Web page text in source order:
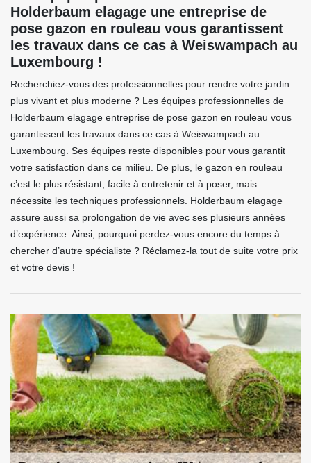
Holderbaum elagage une entreprise de
pose gazon en rouleau vous garantissent
les travaux dans ce cas à Weiswampach au
Luxembourg !
Recherchiez-vous des professionnelles pour rendre votre jardin
plus vivant et plus moderne ? Les équipes professionnelles de
Holderbaum elagage entreprise de pose gazon en rouleau vous
garantissent les travaux dans ce cas à Weiswampach au
Luxembourg. Ses équipes reste disponibles pour vous garantit
votre satisfaction dans ce milieu. De plus, le gazon en rouleau
c’est le plus résistant, facile à entretenir et à poser, mais
nécessite les techniques professionnels. Holderbaum elagage
assure aussi sa prolongation de vie avec ses plusieurs années
d’expérience. Ainsi, pourquoi perdez-vous encore du temps à
chercher d’autre spécialiste ? Réclamez-la tout de suite votre prix
et votre devis !